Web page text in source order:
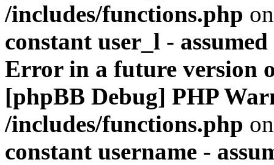
/includes/functions.php
constant user_l -
Error in a future version
[phpBB Debug] PHP
/includes/functions.php
constant username -